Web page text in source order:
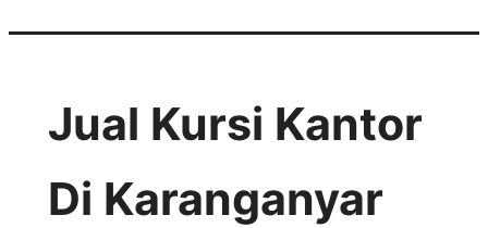
Jual Kursi Kantor
Di Karanganyar